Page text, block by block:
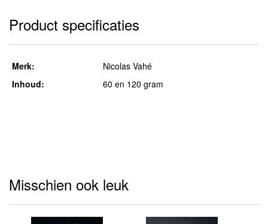
Product specificaties
Merk:
Nicolas Vahé
Inhoud:
60 en 120 gram
Misschien ook leuk